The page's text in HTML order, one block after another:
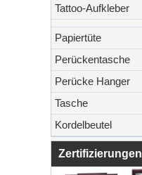
Tattoo-Aufkleber
Papiertüte
Perückentasche
Perücke Hanger
Tasche
Kordelbeutel
Zertifizierungen